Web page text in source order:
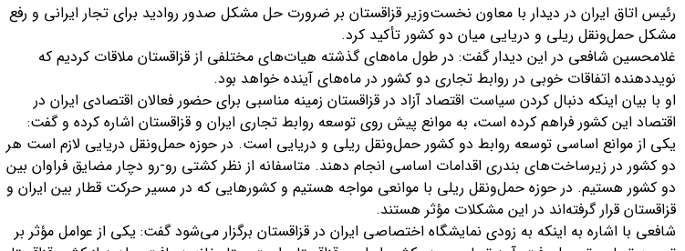
رئیس اتاق ایران در دیدار با معاون نخست‌وزیر قزاقستان بر ضرورت حل مشکل صدور روادید برای تجار ایرانی و رفع
مشکل حمل‌ونقل ریلی و دریایی میان دو کشور تأکید کرد.
غلامحسین شافعی در این دیدار گفت: در طول ماه‌های گذشته هیات‌های مختلفی از قزاقستان ملاقات کردیم که
نویددهنده اتفاقات خوبی در روابط تجاری دو کشور در ماه‌های آینده خواهد بود.
او با بیان اینکه دنبال کردن سیاست اقتصاد آزاد در قزاقستان زمینه مناسبی برای حضور فعالان اقتصادی ایران در
اقتصاد این کشور فراهم کرده است، به موانع پیش روی توسعه روابط تجاری ایران و قزاقستان اشاره کرده و گفت:
یکی از موانع اساسی توسعه روابط دو کشور حمل‌ونقل ریلی و دریایی است. در حوزه حمل‌ونقل دریایی لازم است هر
دو کشور در زیرساخت‌های بندری اقدامات اساسی انجام دهند. متاسفانه از نظر کشتی رو-رو دچار مضایق فراوان بین
دو کشور هستیم. در حوزه حمل‌ونقل ریلی با موانعی مواجه هستیم و کشورهایی که در مسیر حرکت قطار بین ایران و
قزاقستان قرار گرفته‌اند در این مشکلات مؤثر هستند.
شافعی با اشاره به اینکه به زودی نمایشگاه اختصاصی ایران در قزاقستان برگزار می‌شود گفت: یکی از عوامل مؤثر بر